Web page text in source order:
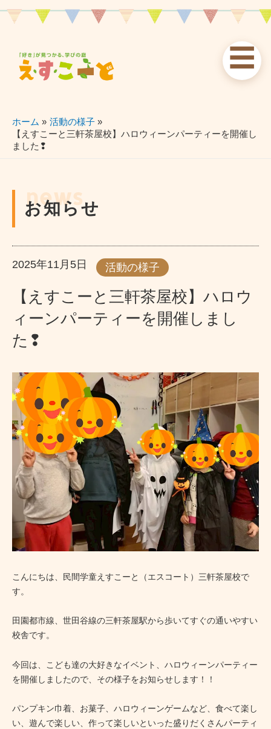
☰
お知らせ
news
えすこーと 各校案内
schools
ホーム
活動の様子
【えすこーと三軒茶屋校】ハロウィーンパーティーを開催し
ました❢
news
お知らせ
2025年11月5日 活動の様子
【えすこーと三軒茶屋校】ハロウ
ィーンパーティーを開催しまし
た❢
こんにちは、民間学童えすこーと（エスコート）三軒茶屋校で
す。
田園都市線、世田谷線の三軒茶屋駅から歩いてすぐの通いやすい
校舎です。
今回は、こども達の大好きなイベント、ハロウィーンパーティー
を開催しましたので、その様子をお知らせします！！
パンプキン巾着、お菓子、ハロウィーンゲームなど、食べて楽し
い、遊んで楽しい、作って楽しいといった盛りだくさんパーティ